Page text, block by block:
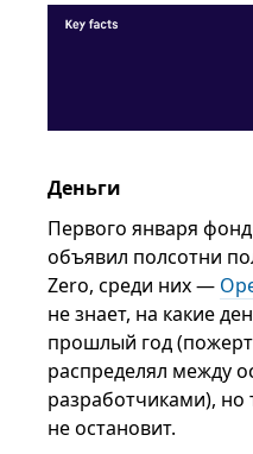
Деньги
Первого января
объявил полсотни
Zero, среди них —
не знает, на какие
прошлый год
распределял между
разработчиками), но
не остановит.